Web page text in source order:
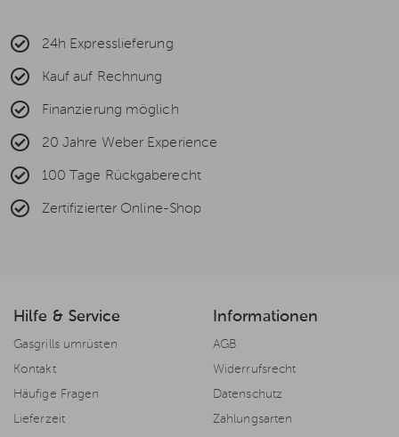
24h Expresslieferung
Kauf auf Rechnung
Finanzierung möglich
20 Jahre Weber Experience
100 Tage Rückgaberecht
Zertifizierter Online-Shop
Hilfe & Service
Gasgrills umrüsten
Kontakt
Häufige Fragen
Lieferzeit
Informationen
AGB
Widerrufsrecht
Datenschutz
Zahlungsarten